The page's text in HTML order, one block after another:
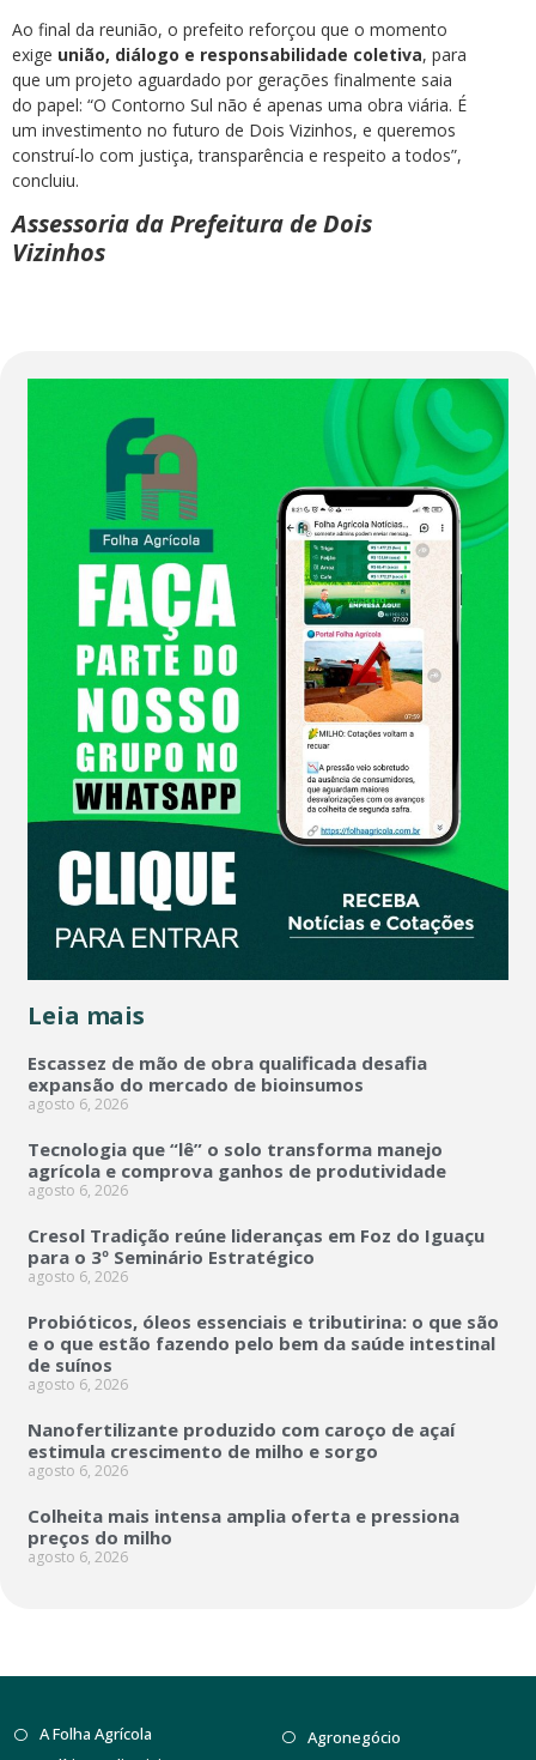
Ao final da reunião, o prefeito reforçou que o momento
exige união, diálogo e responsabilidade coletiva, para
que um projeto aguardado por gerações finalmente saia
do papel: “O Contorno Sul não é apenas uma obra viária. É
um investimento no futuro de Dois Vizinhos, e queremos
construí-lo com justiça, transparência e respeito a todos”,
concluiu.
Assessoria da Prefeitura de Dois
Vizinhos
Leia mais
Escassez de mão de obra qualificada desafia
expansão do mercado de bioinsumos
agosto 6, 2026
Tecnologia que “lê” o solo transforma manejo
agrícola e comprova ganhos de produtividade
agosto 6, 2026
Cresol Tradição reúne lideranças em Foz do Iguaçu
para o 3º Seminário Estratégico
agosto 6, 2026
Probióticos, óleos essenciais e tributirina: o que são
e o que estão fazendo pelo bem da saúde intestinal
de suínos
agosto 6, 2026
Nanofertilizante produzido com caroço de açaí
estimula crescimento de milho e sorgo
agosto 6, 2026
Colheita mais intensa amplia oferta e pressiona
preços do milho
agosto 6, 2026
A Folha Agrícola
Agronegócio